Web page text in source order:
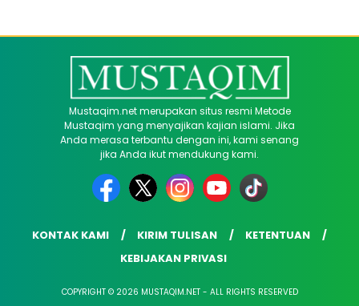
Mustaqim.net merupakan situs resmi Metode
Mustaqim yang menyajikan kajian islami. Jika
Anda merasa terbantu dengan ini, kami senang
jika Anda ikut mendukung kami.
KONTAK KAMI KIRIM TULISAN
KETENTUAN
KEBIJAKAN PRIVASI
COPYRIGHT © 2026 MUSTAQIM.NET - ALL RIGHTS RESERVED